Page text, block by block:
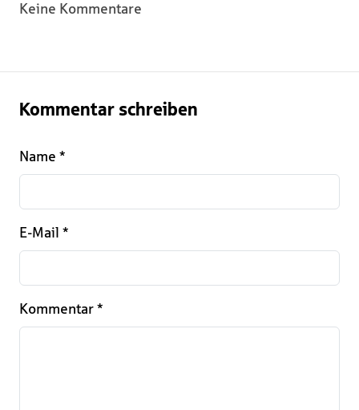
Keine Kommentare
Kommentar schreiben
Name *
E-Mail *
Kommentar *